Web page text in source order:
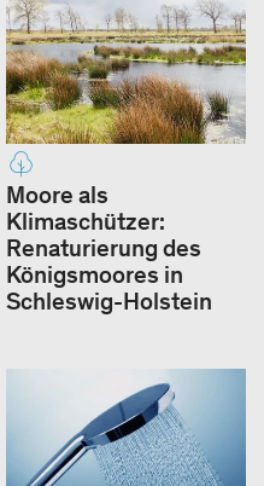
Moore als
Klimaschützer:
Renaturierung des
Königsmoores in
Schleswig-Holstein